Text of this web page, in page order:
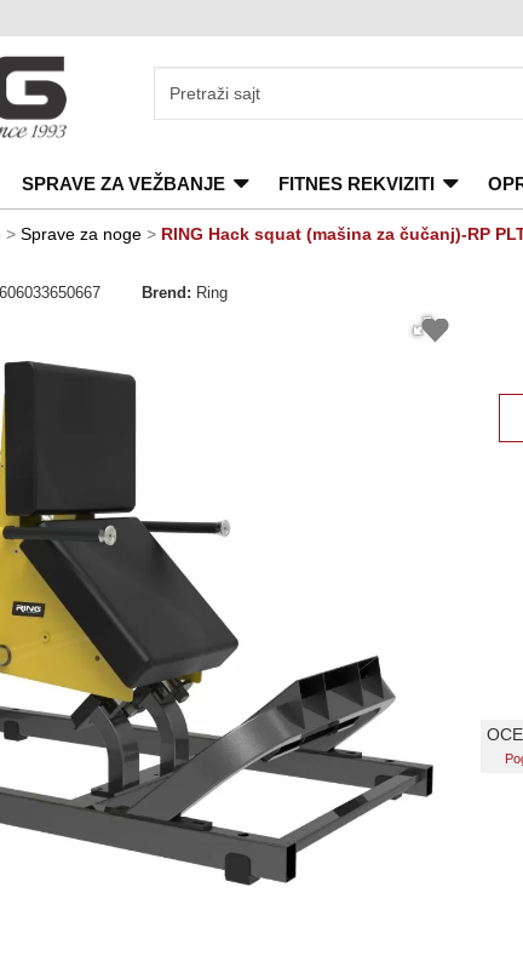
SPRAVE ZA VEŽBANJE FITNES REKVIZITI
> Sprave za noge > RING Hack squat (mašina za čučanj)-RP
Brend: Ring